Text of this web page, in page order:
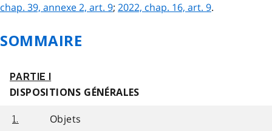
chap. 39, annexe 2, art. 9; 2022, chap. 16, art. 9.
SOMMAIRE
PARTIE I
DISPOSITIONS GÉNÉRALES
1. Objets